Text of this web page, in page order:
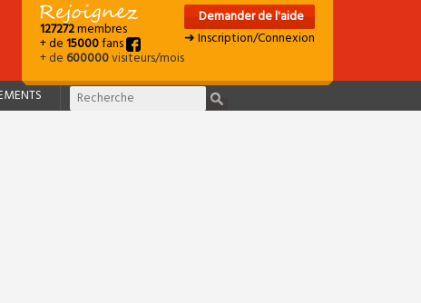
127272membres
+ de15000fans
+ de600000visiteurs/mois
Demander de l'aide
➜ Inscription/Connexion